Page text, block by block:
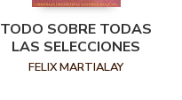
TODO SOBRE TODAS
LAS SELECCIONES
FELIX MARTIALAY